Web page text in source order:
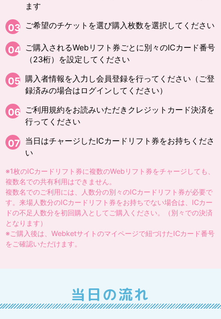
ます
03 ご希望のチケットを選び購入枚数を選択してください
04 ご購入されるWebリフト券ごとに別々のICカード番号
（23桁）を設定してください
05 購入者情報を入力し会員登録を行ってください（ご登
録済みの場合はログインしてください）
06 ご利用規約をお読みいただきクレジットカード決済を
行ってください
07 当日はチャージしたICカードリフト券をお持ちくださ
い
※1枚のICカードリフト券に複数のWebリフト券をチャージしても、
複数名での共有利用はできません。
複数名でのご利用には、人数分の別々のICカードリフト券が必要で
す。来場人数分のICカードリフト券をお持ちでない場合は、ICカー
ドの不足人数分を初回購入としてご購入ください。（別々での決済
となります）
※ご購入後は、Webketサイトのマイページで紐づけたICカード番号
をご確認いただけます。
当日の流れ